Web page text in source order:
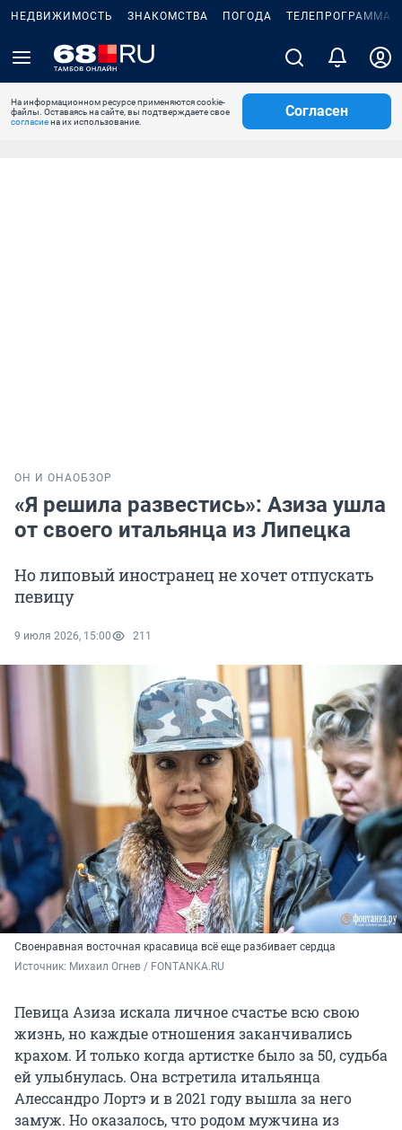
НЕДВИЖИМОСТЬ ЗНАКОМСТВА ПОГОДА ТЕЛЕПРОГРАММА
На информационном ресурсе применяются cookie-
файлы. Оставаясь на сайте, вы подтверждаете свое
согласиена их использование.
Согласен
ОН И ОНАОБЗОР
«Я решила развестись»: Азиза ушла
от своего итальянца из Липецка
Но липовый иностранец не хочет отпускать
певицу
9 июля 2026, 15:00 211
Своенравная восточная красавица всё еще разбивает сердца
Источник: Михаил Огнев / FONTANKA.RU
Певица Азиза искала личное счастье всю свою
жизнь, но каждые отношения заканчивались
крахом. И только когда артистке было за 50, судьба
ей улыбнулась. Она встретила итальянца
Алессандро Лортэ и в 2021 году вышла за него
замуж. Но оказалось, что родом мужчина из